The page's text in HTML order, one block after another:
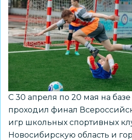
С 30 апреля по 20 мая на
проходил финал
игр школьных спортивных
Новосибирскую область и